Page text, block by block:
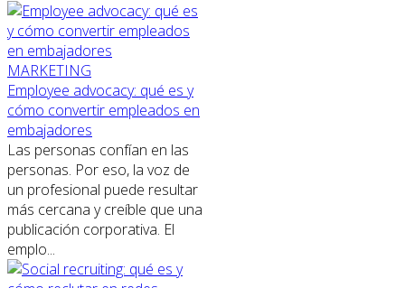
MARKETING
Employee advocacy: qué es y
cómo convertir empleados en
embajadores
Las personas confían en las
personas. Por eso, la voz de
un profesional puede resultar
más cercana y creíble que una
publicación corporativa. El
emplo...